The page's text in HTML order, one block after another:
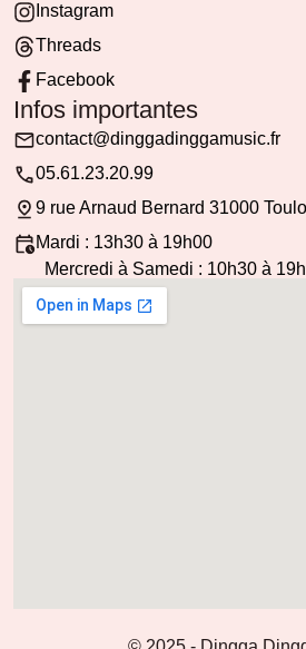
Instagram
Threads
Facebook
Infos importantes
contact@dinggadinggamusic.fr
05.61.23.20.99
9 rue Arnaud Bernard 31000
Mardi : 13h30 à 19h00
Mercredi à Samedi : 10h30 à